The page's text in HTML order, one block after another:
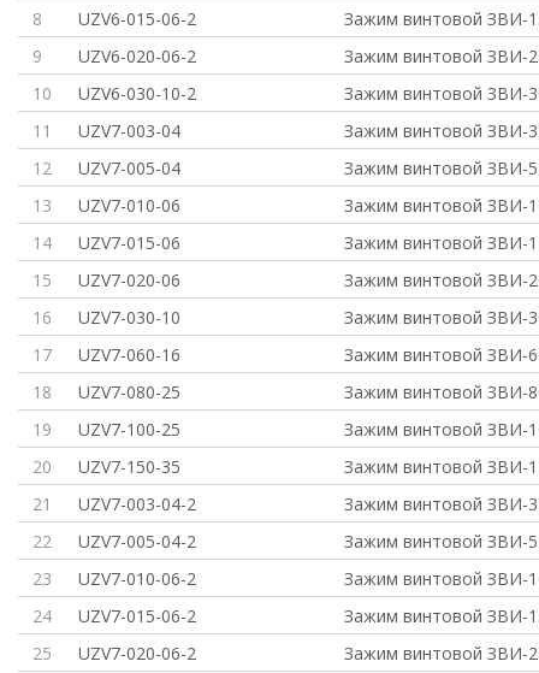
8
UZV6-015-06-2
Зажим винтовой ЗВИ-
9
UZV6-020-06-2
Зажим винтовой ЗВИ-
10
UZV6-030-10-2
Зажим винтовой ЗВИ-
11
UZV7-003-04
Зажим винтовой ЗВИ-3
12
UZV7-005-04
Зажим винтовой ЗВИ-5
13
UZV7-010-06
Зажим винтовой ЗВИ-
14
UZV7-015-06
Зажим винтовой ЗВИ-
15
UZV7-020-06
Зажим винтовой ЗВИ-
16
UZV7-030-10
Зажим винтовой ЗВИ-
17
UZV7-060-16
Зажим винтовой ЗВИ-
18
UZV7-080-25
Зажим винтовой ЗВИ-
19
UZV7-100-25
Зажим винтовой ЗВИ-
20
UZV7-150-35
Зажим винтовой ЗВИ-
21
UZV7-003-04-2
Зажим винтовой ЗВИ-3
22
UZV7-005-04-2
Зажим винтовой ЗВИ-5
23
UZV7-010-06-2
Зажим винтовой ЗВИ-
24
UZV7-015-06-2
Зажим винтовой ЗВИ-
25
UZV7-020-06-2
Зажим винтовой ЗВИ-